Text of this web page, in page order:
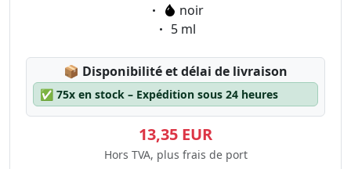
Eigenschaft:
noir
Eigenschaft:
5 ml
📦 Lagerstatus:
Disponibilité et délai de livraison
✅ 75x en stock – Expédition sous 24 heures
13,35 EUR
Hors TVA, plus frais de port